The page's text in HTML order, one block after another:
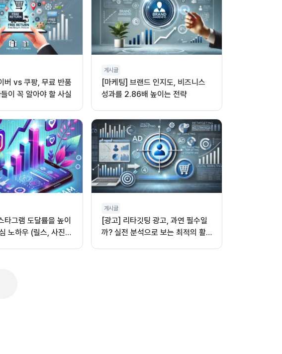
버 vs 쿠팡, 무료 반품
이 꼭 알아야 할 사실
게시글
[마케팅] 브랜드 인지도, 비즈니스
성과를 2.86배 높이는 전략
타그램 도달률을 높이
노하우 (릴스, 사진,
게시글
[광고] 리타깃팅 광고, 과연 필수일
까? 실전 분석으로 보는 최적의 활